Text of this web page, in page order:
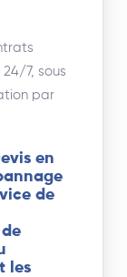
7, sous
par
en
de
les